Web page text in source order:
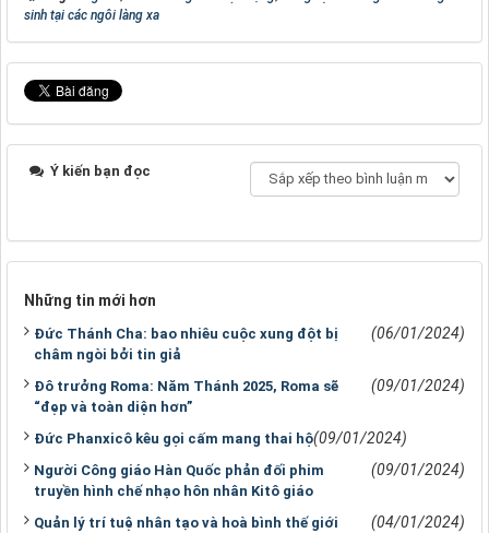
sinh tại các ngôi làng xa
Ý kiến bạn đọc
Những tin mới hơn
Đức Thánh Cha: bao nhiêu cuộc xung đột bị
châm ngòi bởi tin giả
(06/01/2024)
Đô trưởng Roma: Năm Thánh 2025, Roma sẽ
“đẹp và toàn diện hơn”
(09/01/2024)
Đức Phanxicô kêu gọi cấm mang thai hộ(09/01/2024)
Người Công giáo Hàn Quốc phản đối phim
truyền hình chế nhạo hôn nhân Kitô giáo
(09/01/2024)
Quản lý trí tuệ nhân tạo và hoà bình thế giới
(04/01/2024)